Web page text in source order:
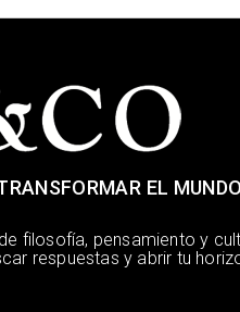
EL
filosofía, pensamiento y
respuestas y abrir tu